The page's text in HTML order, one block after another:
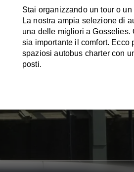
Stai organizzando un tour o
La nostra ampia selezione di
una delle migliori a Gosselies.
sia importante il comfort. Ecco
spaziosi autobus charter con
posti.